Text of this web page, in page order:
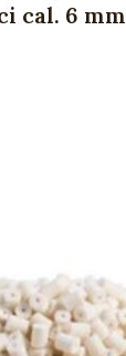
cal. 6 mm